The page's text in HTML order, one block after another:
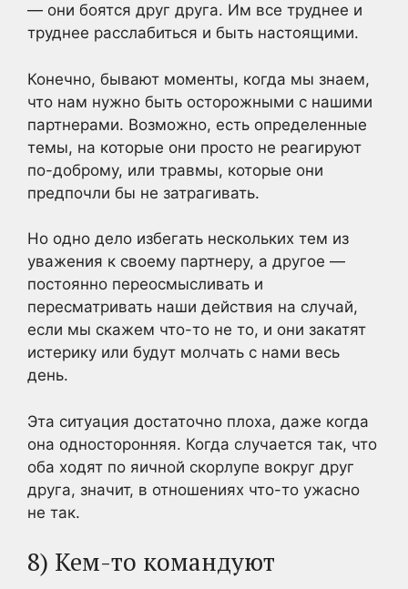
— они боятся друг друга. Им все труднее и
труднее расслабиться и быть настоящими.
Конечно, бывают моменты, когда мы знаем,
что нам нужно быть осторожными с нашими
партнерами. Возможно, есть определенные
темы, на которые они просто не реагируют
по-доброму, или травмы, которые они
предпочли бы не затрагивать.
Но одно дело избегать нескольких тем из
уважения к своему партнеру, а другое —
постоянно переосмысливать и
пересматривать наши действия на случай,
если мы скажем что-то не то, и они закатят
истерику или будут молчать с нами весь
день.
Эта ситуация достаточно плоха, даже когда
она односторонняя. Когда случается так, что
оба ходят по яичной скорлупе вокруг друг
друга, значит, в отношениях что-то ужасно
не так.
8) Кем-то командуют